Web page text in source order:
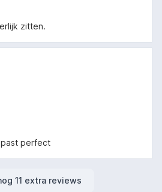
zitten.
perfect
11 extra reviews